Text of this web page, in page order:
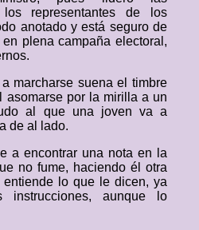
los representantes de los
anotado y está seguro de
plena campaña electoral,
marcharse suena el timbre
asomarse por la mirilla a un
al que una joven va a
de al lado.
a encontrar una nota en la
no fume, haciendo él otra
lo que le dicen, ya
aunque lo